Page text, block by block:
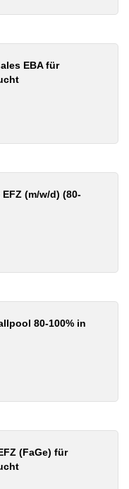
EBA für
(m/w/d) (80-
80-100% in
(FaGe) für